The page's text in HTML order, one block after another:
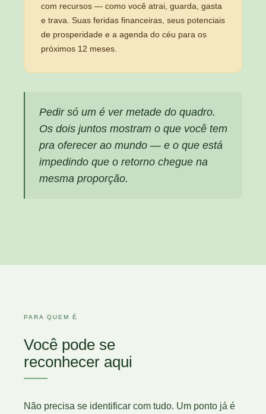
com recursos — como você atrai, guarda, gasta
e trava. Suas feridas financeiras, seus potenciais
de prosperidade e a agenda do céu para os
próximos 12 meses.
Pedir só um é ver metade do quadro.
Os dois juntos mostram o que você tem
pra oferecer ao mundo — e o que está
impedindo que o retorno chegue na
mesma proporção.
PARA QUEM É
Você pode se
reconhecer aqui
Não precisa se identificar com tudo. Um ponto já é